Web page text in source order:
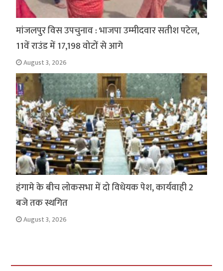
मांजलपुर विस उपचुनाव : भाजपा उम्मीदवार सतीश पटेल,
11वें राउंड में 17,198 वोटों से आगे
August 3, 2026
हंगामे के बीच लोकसभा में दो विधेयक पेश, कार्यवाही 2
बजे तक स्थगित
August 3, 2026